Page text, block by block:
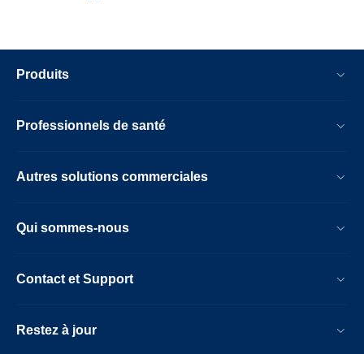
Produits
Professionnels de santé
Autres solutions commerciales
Qui sommes-nous
Contact et Support
Restez à jour